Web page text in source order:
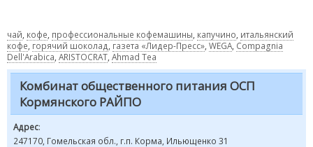
чай кофе профессиональные кофемашины капучино итальянский
кофе горячий шоколад газета «Лидер-Пресс» WEGA Compagnia
Dell'Arabica ARISTOCRAT Ahmad Tea
Комбинат общественного питания ОСП
Кормянского РАЙПО
Адрес:
247170, Гомельская обл., г.п. Корма, Ильющенко 31